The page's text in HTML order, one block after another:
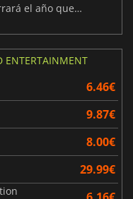
El MMO New World de Amazon cerrará el año que viene
ENTERTAINMENT
6.46€
9.87€
8.00€
29.99€